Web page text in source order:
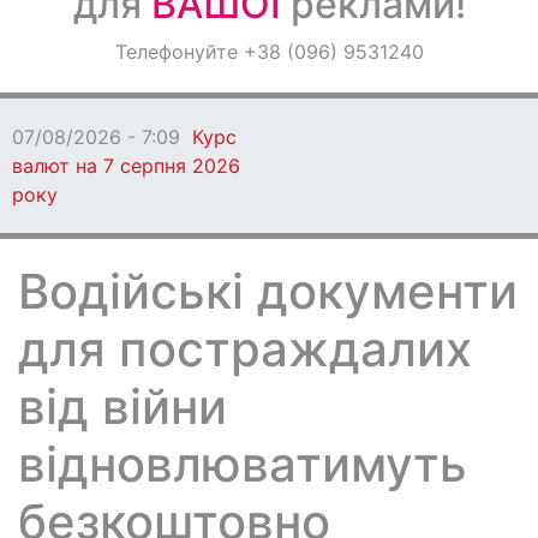
ОголошенняТелефонуйте +38 (096) 9531240
07/08/2026 - 7:09 Курс
валют на 7 серпня 2026
року
Водійські документи
для постраждалих
від війни
відновлюватимуть
безкоштовно